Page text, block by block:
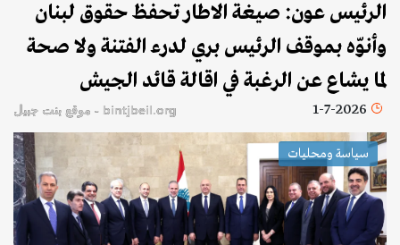
الرئيس عون: صيغة الاطار تحفظ حقوق لبنان
وأنوّه بموقف الرئيس بري لدرء الفتنة ولا صحة
لما يشاع عن الرغبة في اقالة قائد الجيش
1-7-2026 bintjbeil.org - موقع بنت جبيل
سياسة ومحليات